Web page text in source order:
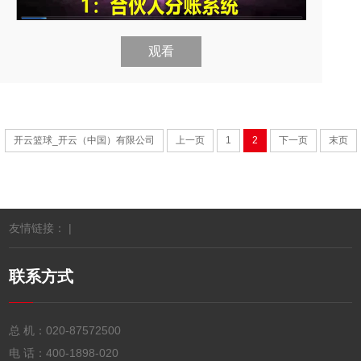
观看
开云篮球_开云（中国）有限公司 上一页 1 2 下一页 末页
友情链接： |
联系方式
总 机：020-87572500
电 话：400-1898-020